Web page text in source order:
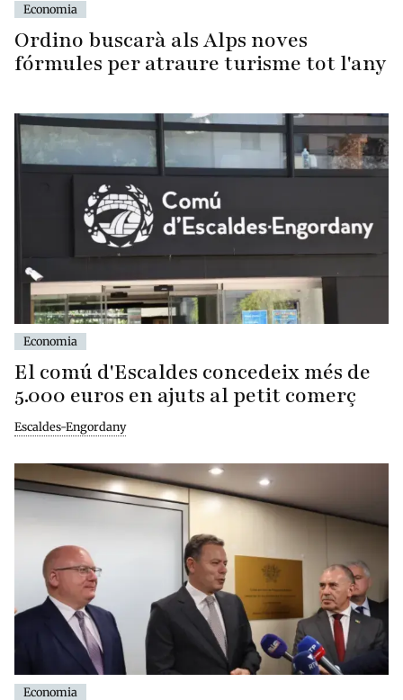
Economia
Ordino buscarà als Alps noves
fórmules per atraure turisme tot l'any
Economia
El comú d'Escaldes concedeix més de
5.000 euros en ajuts al petit comerç
Escaldes-Engordany
Economia